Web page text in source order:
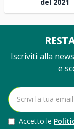
Iscriviti alla
e
Accetto le